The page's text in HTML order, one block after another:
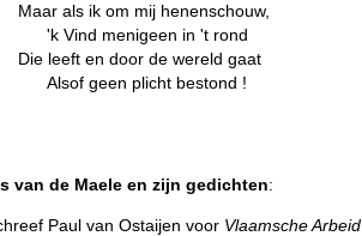
Maar als ik om mij henenschouw,
'k Vind menigeen in 't rond
Die leeft en door de wereld gaat
Alsof geen plicht bestond !
van de Maele en zijn gedichten:
Paul van Ostaijen voor Vlaamsche Arbeid